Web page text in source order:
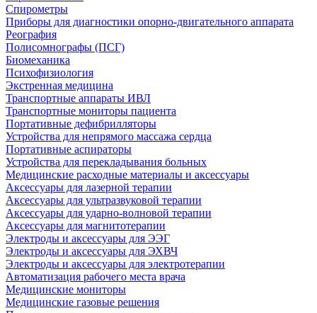
Спирометры
Приборы для диагностики опорно-двигательного аппарата
Реография
Полисомнографы (ПСГ)
Биомеханика
Психофизиология
Экстренная медицина
Транспортные аппараты ИВЛ
Транспортные мониторы пациента
Портативные дефибрилляторы
Устройства для непрямого массажа сердца
Портативные аспираторы
Устройства для перекладывания больных
Медицинские расходные материалы и аксессуары
Аксессуары для лазерной терапии
Аксессуары для ультразвуковой терапии
Аксессуары для ударно-волновой терапии
Аксессуары для магнитотерапии
Электроды и аксессуары для ЭЭГ
Электроды и аксессуары для ЭХВЧ
Электроды и аксессуары для электротерапии
Автоматизация рабочего места врача
Медицинские мониторы
Медицинские газовые решения